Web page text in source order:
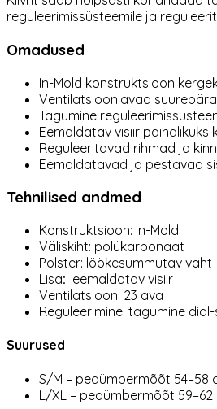
reguleerimissüsteemile ja
Omadused
In-Mold konstruktsioon
Ventilatsiooniavad
Tagumine
Eemaldatav visiir paindlikuks
Reguleeritavad rihmad ja
Eemaldatavad ja pestavad
Tehnilised andmed
Konstruktsioon: In-Mold
Väliskiht: polükarbonaat
Polster: löökesummutav vaht
Lisa: eemaldatav visiir
Ventilatsioon: 23 ava
Reguleerimine: tagumine
Suurused
S/M – peaümbermõõt 54–58
L/XL – peaümbermõõt 59–62